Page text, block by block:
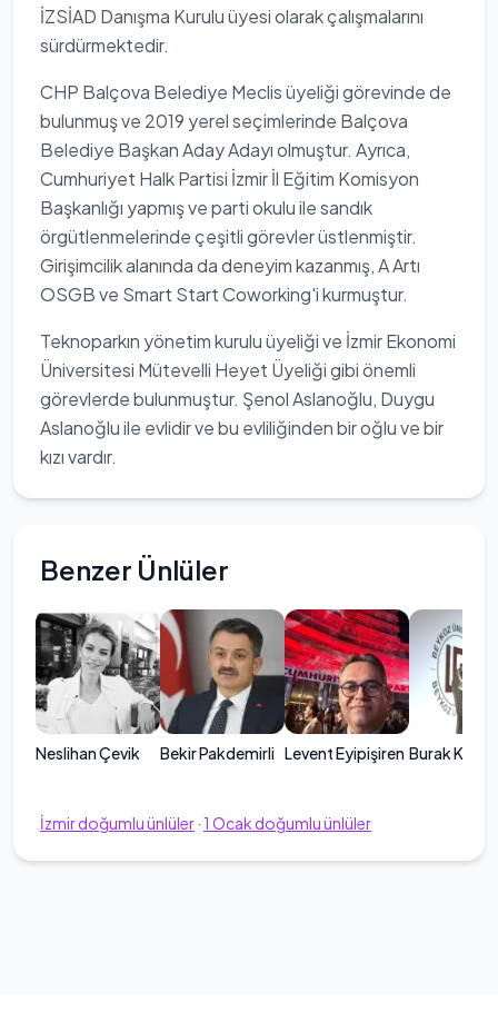
İZSİAD Danışma Kurulu üyesi olarak çalışmalarını
sürdürmektedir.
CHP Balçova Belediye Meclis üyeliği görevinde de
bulunmuş ve 2019 yerel seçimlerinde Balçova
Belediye Başkan Aday Adayı olmuştur. Ayrıca,
Cumhuriyet Halk Partisi İzmir İl Eğitim Komisyon
Başkanlığı yapmış ve parti okulu ile sandık
örgütlenmelerinde çeşitli görevler üstlenmiştir.
Girişimcilik alanında da deneyim kazanmış, A Artı
OSGB ve Smart Start Coworking'i kurmuştur.
Teknoparkın yönetim kurulu üyeliği ve İzmir Ekonomi
Üniversitesi Mütevelli Heyet Üyeliği gibi önemli
görevlerde bulunmuştur. Şenol Aslanoğlu, Duygu
Aslanoğlu ile evlidir ve bu evliliğinden bir oğlu ve bir
kızı vardır.
Benzer Ünlüler
Neslihan Çevik Bekir Pakdemirli Levent Eyipişiren Burak
İzmirdoğumlu ünlüler· 1 Ocak doğumlu ünlüler